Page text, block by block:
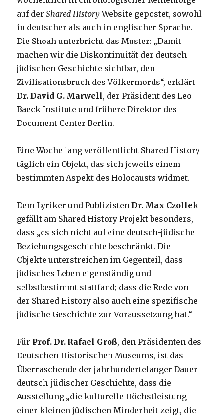
auf derShared HistoryWebsite gepostet, sowohl
in deutscher als auch in englischer Sprache.
Die Shoah unterbricht das Muster: „Damit
machen wir die Diskontinuität der deutsch-
jüdischen Geschichte sichtbar, den
Zivilisationsbruch des Völkermords“, erklärt
Dr. David G. Marwell, der Präsident des Leo
Baeck Institute und frühere Direktor des
Document Center Berlin.
Eine Woche lang veröffentlicht Shared History
täglich ein Objekt, das sich jeweils einem
bestimmten Aspekt des Holocausts widmet.
Dem Lyriker und PublizistenDr. Max Czollek
gefällt am Shared History Projekt besonders,
dass „es sich nicht auf eine deutsch-jüdische
Beziehungsgeschichte beschränkt. Die
Objekte unterstreichen im Gegenteil, dass
jüdisches Leben eigenständig und
selbstbestimmt stattfand; dass die Rede von
der Shared History also auch eine spezifische
jüdische Geschichte zur Voraussetzung hat.“
Für Prof. Dr. Rafael Groß, den Präsidenten des
Deutschen Historischen Museums, ist das
Überraschende der jahrhundertelanger Dauer
deutsch-jüdischer Geschichte, dass die
Ausstellung „die kulturelle Höchstleistung
einer kleinen jüdischen Minderheit zeigt, die